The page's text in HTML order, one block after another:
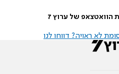
הוואטצאפ של ערוץ 7
לא ראויה? דווחו לנו